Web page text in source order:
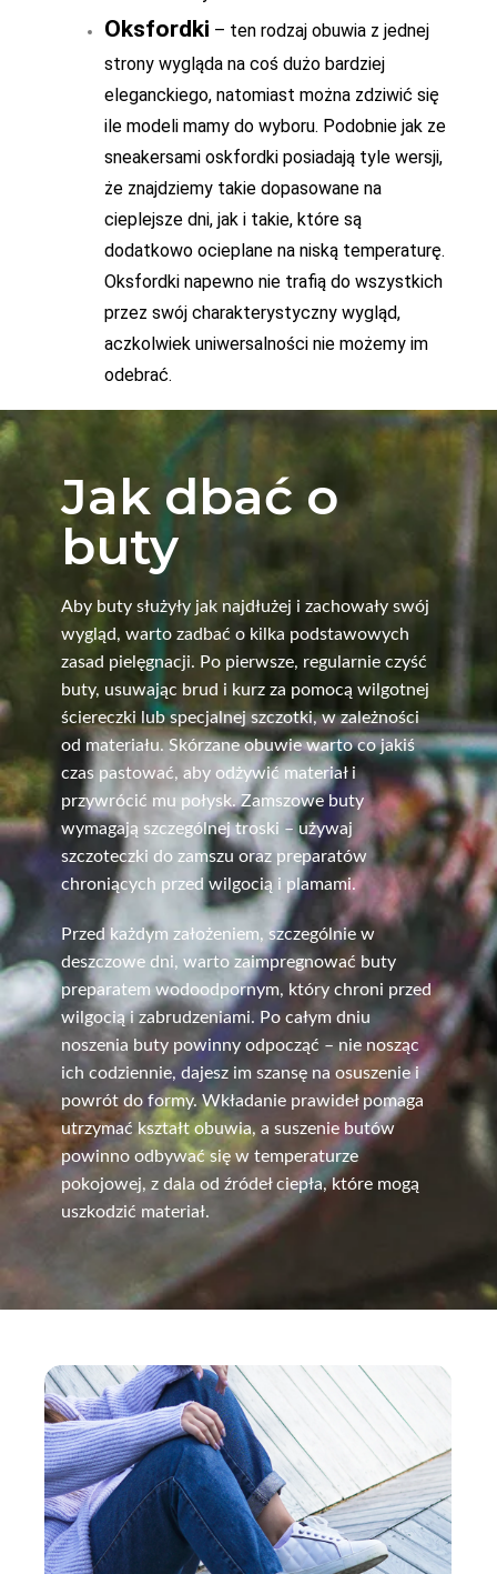
Oksfordki – ten rodzaj obuwia z jednej
strony wygląda na coś dużo bardziej
eleganckiego, natomiast można zdziwić się
ile modeli mamy do wyboru. Podobnie jak ze
sneakersami oskfordki posiadają tyle wersji,
że znajdziemy takie dopasowane na
cieplejsze dni, jak i takie, które są
dodatkowo ocieplane na niską temperaturę.
Oksfordki napewno nie trafią do wszystkich
przez swój charakterystyczny wygląd,
aczkolwiek uniwersalności nie możemy im
odebrać.
Jak dbać o
buty
Aby buty służyły jak najdłużej i zachowały swój
wygląd, warto zadbać o kilka podstawowych
zasad pielęgnacji. Po pierwsze, regularnie czyść
buty, usuwając brud i kurz za pomocą wilgotnej
ściereczki lub specjalnej szczotki, w zależności
od materiału. Skórzane obuwie warto co jakiś
czas pastować, aby odżywić materiał i
przywrócić mu połysk. Zamszowe buty
wymagają szczególnej troski – używaj
szczoteczki do zamszu oraz preparatów
chroniących przed wilgocią i plamami.
Przed każdym założeniem, szczególnie w
deszczowe dni, warto zaimpregnować buty
preparatem wodoodpornym, który chroni przed
wilgocią i zabrudzeniami. Po całym dniu
noszenia buty powinny odpocząć – nie nosząc
ich codziennie, dajesz im szansę na osuszenie i
powrót do formy. Wkładanie prawideł pomaga
utrzymać kształt obuwia, a suszenie butów
powinno odbywać się w temperaturze
pokojowej, z dala od źródeł ciepła, które mogą
uszkodzić materiał.